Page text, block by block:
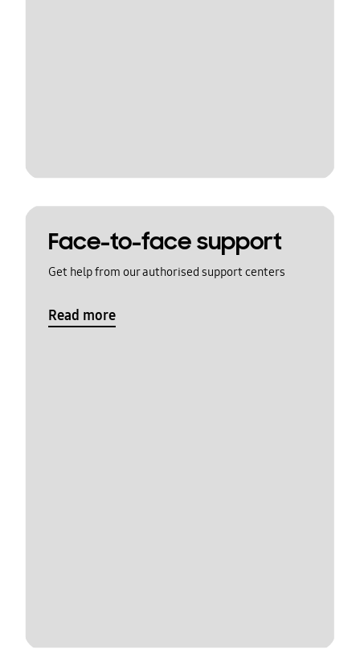
Face-to-face support
Get help from our authorised support centers
Read more